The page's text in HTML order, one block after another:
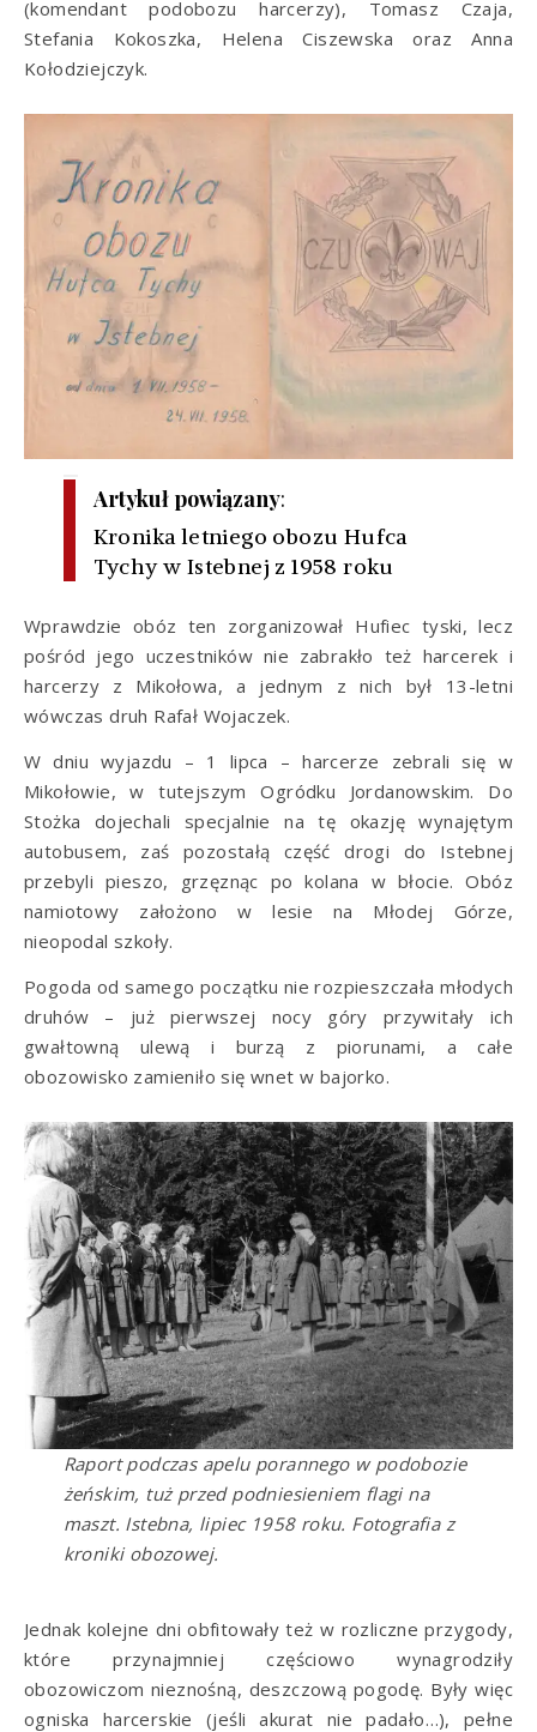
(komendant podobozu harcerzy), Tomasz Czaja,
Stefania Kokoszka, Helena Ciszewska oraz Anna
Kołodziejczyk.
Artykuł powiązany:
Kronika letniego obozu Hufca
Tychy w Istebnej z 1958 roku
Wprawdzie obóz ten zorganizował Hufiec tyski, lecz
pośród jego uczestników nie zabrakło też harcerek i
harcerzy z Mikołowa, a jednym z nich był 13-letni
wówczas druh Rafał Wojaczek.
W dniu wyjazdu – 1 lipca – harcerze zebrali się w
Mikołowie, w tutejszym Ogródku Jordanowskim. Do
Stożka dojechali specjalnie na tę okazję wynajętym
autobusem, zaś pozostałą część drogi do Istebnej
przebyli pieszo, grzęznąc po kolana w błocie. Obóz
namiotowy założono w lesie na Młodej Górze,
nieopodal szkoły.
Pogoda od samego początku nie rozpieszczała młodych
druhów – już pierwszej nocy góry przywitały ich
gwałtowną ulewą i burzą z piorunami, a całe
obozowisko zamieniło się wnet w bajorko.
Raport podczas apelu porannego w podobozie
żeńskim, tuż przed podniesieniem flagi na
maszt. Istebna, lipiec 1958 roku. Fotografia z
kroniki obozowej.
Jednak kolejne dni obfitowały też w rozliczne przygody,
które przynajmniej częściowo wynagrodziły
obozowiczom nieznośną, deszczową pogodę. Były więc
ogniska harcerskie (jeśli akurat nie padało…), pełne